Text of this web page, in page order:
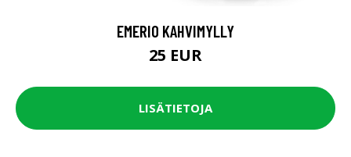
EMERIO KAHVIMYLLY
25 EUR
LISÄTIETOJA